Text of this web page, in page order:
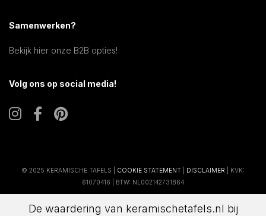
Samenwerken?
Bekijk hier onze B2B opties!
Volg ons op social media!
© 2025 KERAMISCHE TAFELS | COOKIE STATEMENT DISCLAIMER | KVK:
61070416 | BTW: NL002142731B64
De waardering van keramischetafels.nl bij